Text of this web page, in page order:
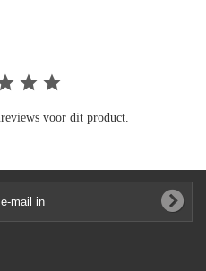
voor dit product.